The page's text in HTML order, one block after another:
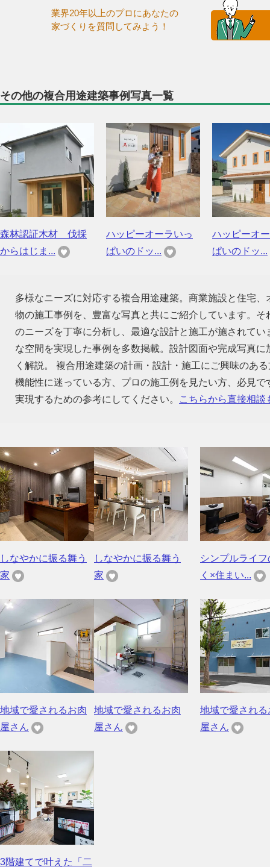
業界20年以上のプロにあなたの
家づくりを質問してみよう！
その他の複合用途建築事例写真一覧
森林認証木材 伐採
からはじま...
ハッピーオーラいっ
ぱいのドッ...
ハッピーオ
ぱいのドッ...
多様なニーズに対応する複合用途建築。商業施設と住宅
物の施工事例を、豊富な写真と共にご紹介しています。
のニーズを丁寧に分析し、最適な設計と施工が施されて
な空間を実現した事例を多数掲載。設計図面や完成写真
く解説。 複合用途建築の計画・設計・施工にご興味のあ
機能性に迷っている方、プロの施工例を見たい方、必見
実現するための参考にしてください。
こちらから直接相談
しなやかに振る舞う
家
しなやかに振る舞う
家
シンプルライフ
く×住まい...
地域で愛されるお肉
屋さん
地域で愛されるお肉
屋さん
地域で愛される
屋さん
3階建てで叶えた「二